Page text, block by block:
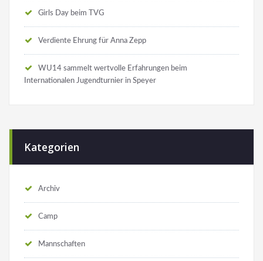
Girls Day beim TVG
Verdiente Ehrung für Anna Zepp
WU14 sammelt wertvolle Erfahrungen beim
Internationalen Jugendturnier in Speyer
Kategorien
Archiv
Camp
Mannschaften